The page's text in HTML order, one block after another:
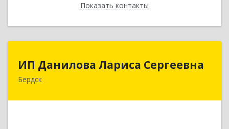
Показать контакты
Назад
ИП Данилова Лариса Сергеевна
Бердск
633004, Новосибирская обл, Бердск г, Озерная